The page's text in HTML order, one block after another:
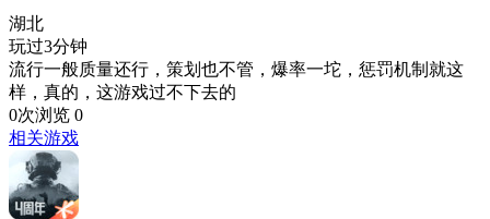
湖北
玩过3分钟
流行一般质量还行，策划也不管，爆率一坨，惩罚机制就这
样，真的，这游戏过不下去的
0次浏览 0
相关游戏